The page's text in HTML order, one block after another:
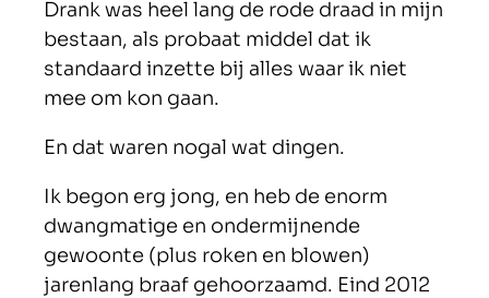
Drank was heel lang de rode draad in mijn
bestaan, als probaat middel dat ik
standaard inzette bij alles waar ik niet
mee om kon gaan.
En dat waren nogal wat dingen.
Ik begon erg jong, en heb de enorm
dwangmatige en ondermijnende
gewoonte (plus roken en blowen)
jarenlang braaf gehoorzaamd. Eind 2012